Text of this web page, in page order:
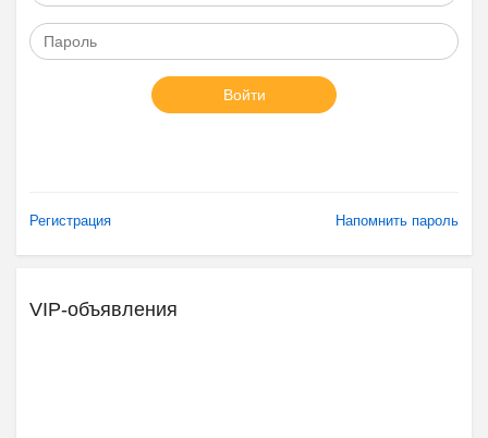
Войти
Регистрация Напомнить пароль
VIP-объявления